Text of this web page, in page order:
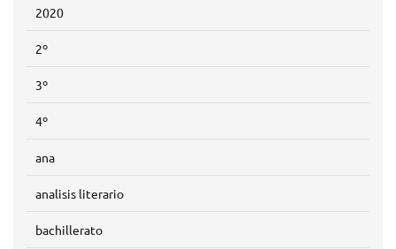
2020
2º
3º
4º
ana
analisis literario
bachillerato